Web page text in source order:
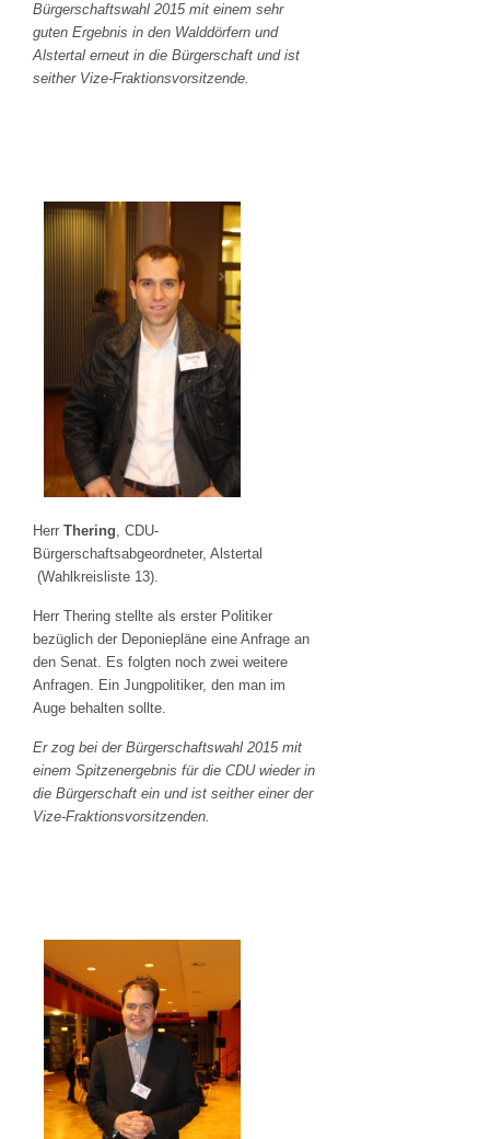
Bürgerschaftswahl 2015 mit einem sehr
guten Ergebnis in den Walddörfern und
Alstertal erneut in die Bürgerschaft und ist
seither Vize-Fraktionsvorsitzende.
Herr Thering, CDU-
Bürgerschaftsabgeordneter, Alstertal
(Wahlkreisliste 13).
Herr Thering stellte als erster Politiker
bezüglich der Deponiepläne eine Anfrage an
den Senat. Es folgten noch zwei weitere
Anfragen. Ein Jungpolitiker, den man im
Auge behalten sollte.
Er zog bei der Bürgerschaftswahl 2015 mit
einem Spitzenergebnis für die CDU wieder in
die Bürgerschaft ein und ist seither einer der
Vize-Fraktionsvorsitzenden.